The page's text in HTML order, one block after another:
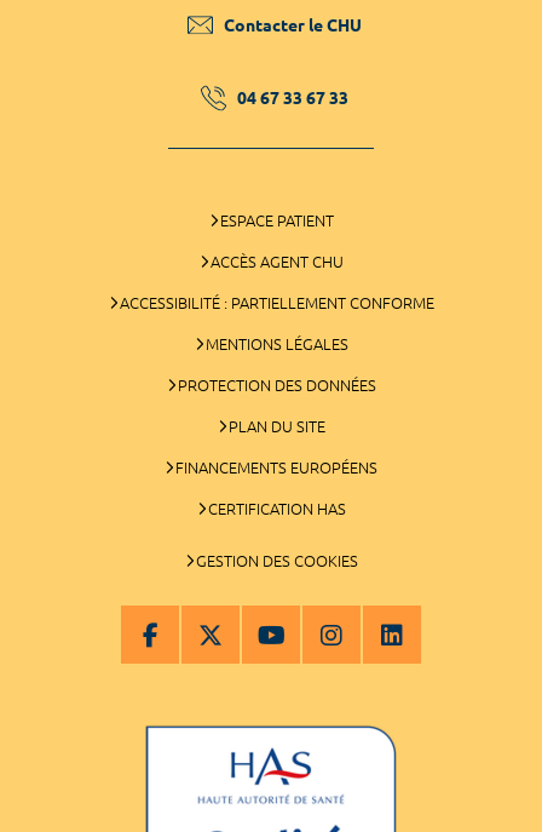
Contacter le CHU
04 67 33 67 33
ESPACE PATIENT
ACCÈS AGENT CHU
ACCESSIBILITÉ : PARTIELLEMENT CONFORME
MENTIONS LÉGALES
PROTECTION DES DONNÉES
PLAN DU SITE
FINANCEMENTS EUROPÉENS
CERTIFICATION HAS
GESTION DES COOKIES